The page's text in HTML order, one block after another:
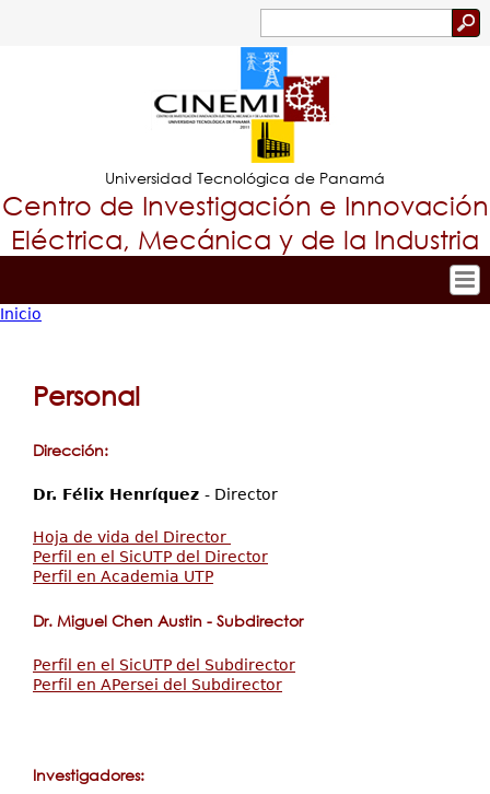
Jump to navigation
Formulario
de
búsqueda
Universidad Tecnológica de Panamá
Centro de Investigación e Innovación
Eléctrica, Mecánica y de la Industria
Tropical
Principal
Servicios
Extensión
Eventos
está
Inicio
Personal
Dirección:
Dr. Félix Henríquez - Director
Hoja de vida del Director
Perfil en el SicUTP del Director
Perfil en Academia UTP
Dr. Miguel Chen Austin - Subdirector
Perfil en el SicUTP del Subdirector
Perfil en APersei del Subdirector
Investigadores: